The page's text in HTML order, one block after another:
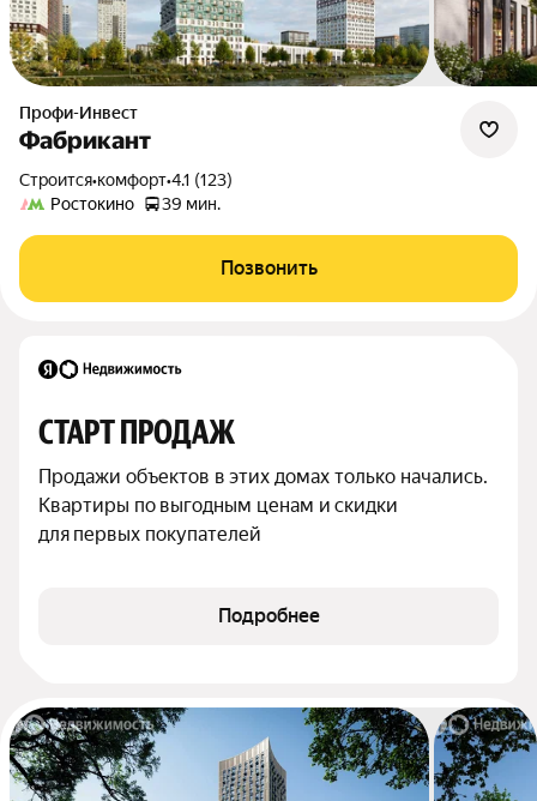
Профи-Инвест
Фабрикант
Строится•комфорт•4.1 (123)
Ростокино
39 мин.
Позвонить
СТАРТ ПРОДАЖ
Продажи объектов в этих домах только начались.
Квартиры по выгодным ценам и скидки
для первых покупателей
Подробнее